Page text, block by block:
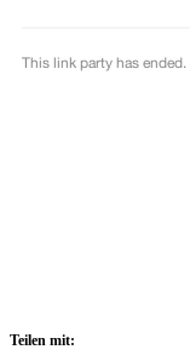
Teilen mit: